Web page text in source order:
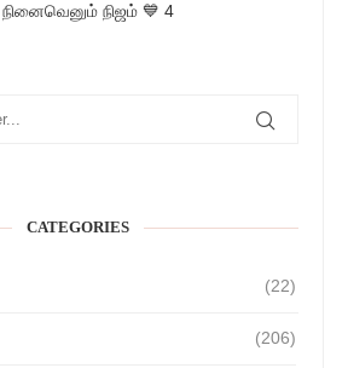
நினைவெனும் நிஜம் 💙 4
CATEGORIES
(22)
(206)